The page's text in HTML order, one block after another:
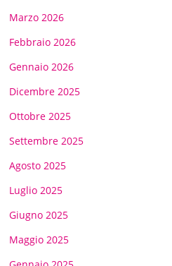
Marzo 2026
Febbraio 2026
Gennaio 2026
Dicembre 2025
Ottobre 2025
Settembre 2025
Agosto 2025
Luglio 2025
Giugno 2025
Maggio 2025